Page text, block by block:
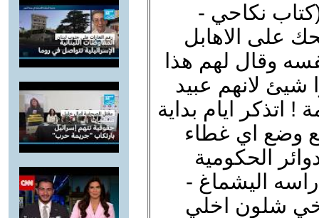
نكاحي -
على الاهابل
وقال لهم هذا
شيئ لانهم عبيد
اتذكر ايام بداية
وضع اي غطاء
الحكومية
اليشماغ -
شلون اخلي